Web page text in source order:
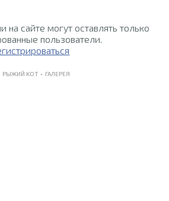
на сайте могут оставлять только
пользователи.
РЫЖИЙ КОТ • ГАЛЕРЕЯ